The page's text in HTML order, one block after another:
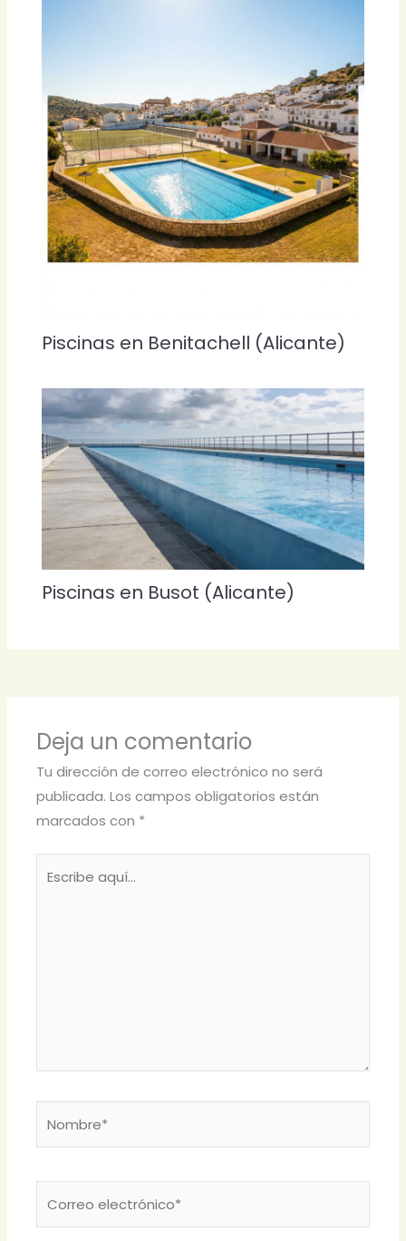
Piscinas en Benitachell (Alicante)
Piscinas en Busot (Alicante)
Deja un comentario
Tu dirección de correo electrónico no será
publicada. Los campos obligatorios están
marcados con *